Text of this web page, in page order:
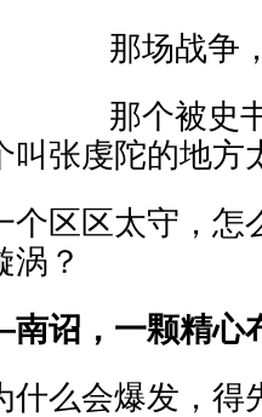
那场战争
那个被史
叫张虔陀的地方
个区区太守，怎
涡？
诏，一颗精心
什么会爆发，得